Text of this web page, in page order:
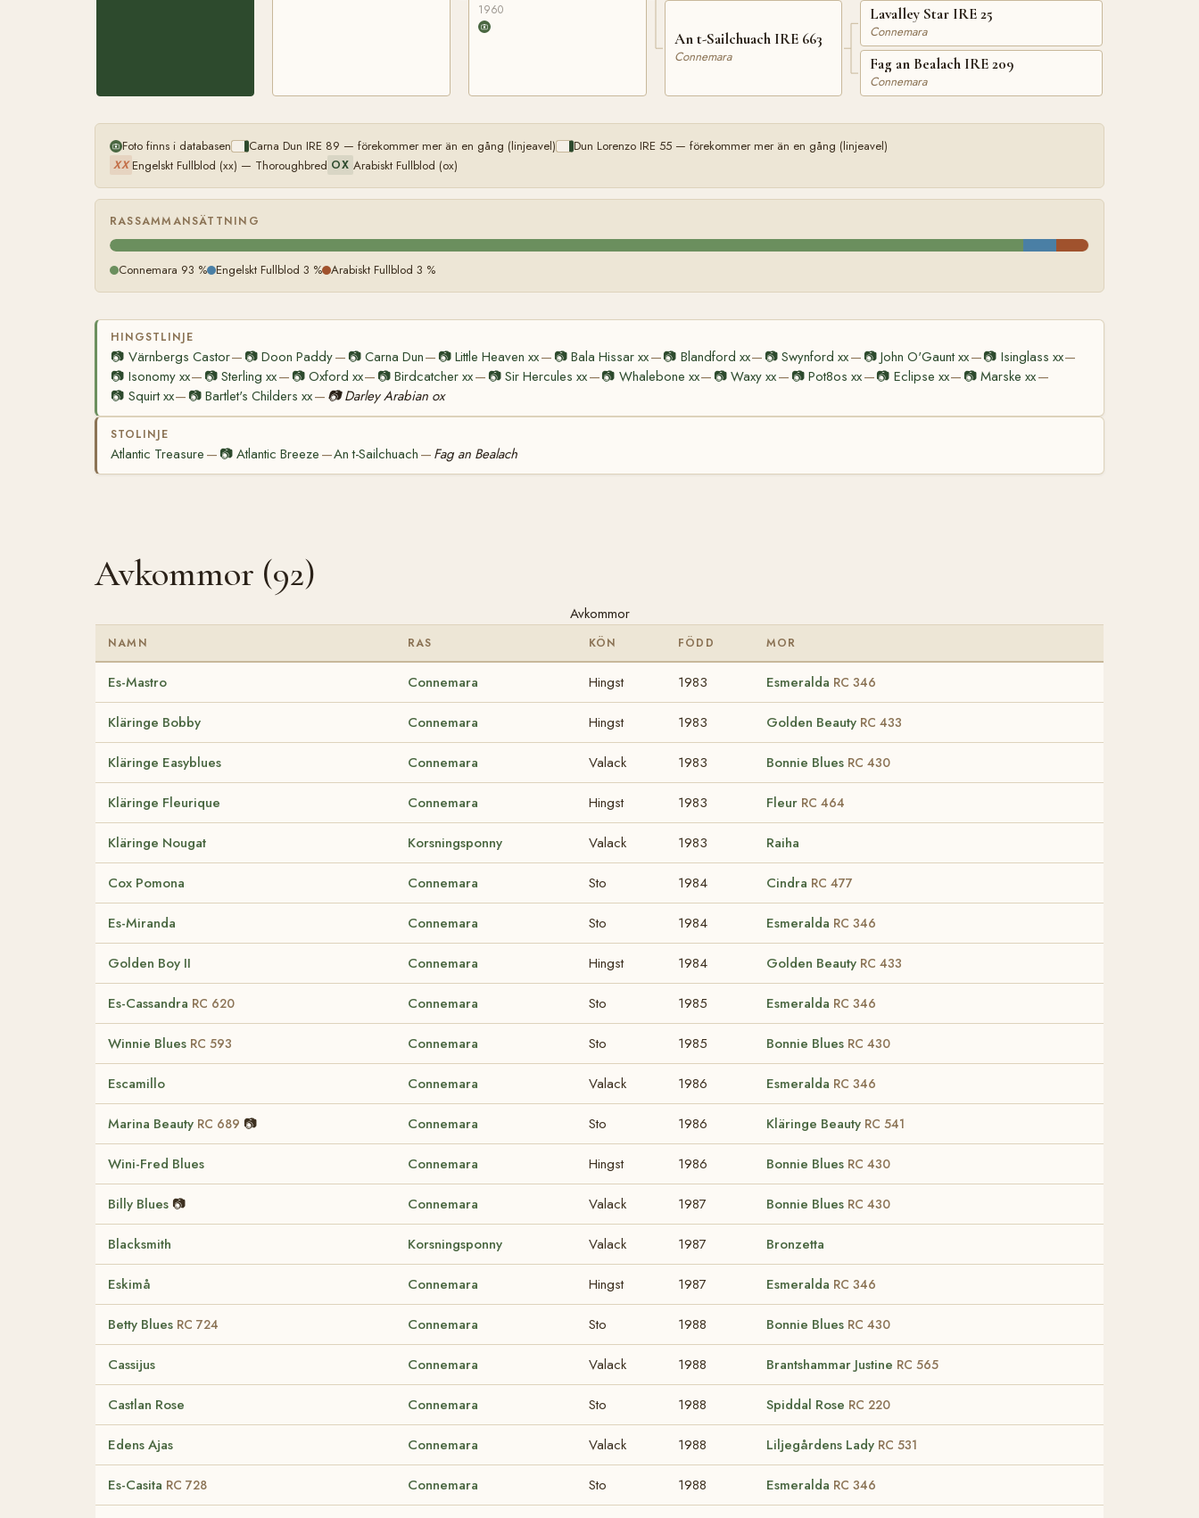
1960
An t-Sailchuach IRE 663
Connemara
Lavalley Star IRE 25
Connemara
Fag an Bealach IRE 209
Connemara
Foto finns i databasen Carna Dun IRE 89 — förekommer mer än en gång (linjeavel) Dun Lorenzo IRE 55 — förekommer mer än en gång (linjeavel)
XX Engelskt Fullblod (xx) — Thoroughbred OX Arabiskt Fullblod (ox)
RASSAMMANSÄTTNING
Connemara 93 % Engelskt Fullblod 3 % Arabiskt Fullblod 3 %
HINGSTLINJE
📷 Värnbergs Castor— 📷Doon Paddy— 📷 Carna Dun— 📷 Little Heaven xx— 📷Bala Hissar xx—📷 Blandford xx— 📷Swynford xx— 📷John O'Gaunt xx—📷 Isinglass xx—
📷 Isonomy xx— 📷Sterling xx— 📷 Oxford xx— 📷 Birdcatcher xx— 📷Sir Hercules xx—📷 Whalebone xx— 📷Waxy xx— 📷Pot8os xx—📷 Eclipse xx— 📷Marske xx—
📷 Squirt xx— 📷Bartlet's Childers xx— 📷 Darley Arabian ox
STOLINJE
Atlantic Treasure — 📷Atlantic Breeze —An t-Sailchuach — Fag an Bealach
Avkommor (92)
Avkommor
NAMN RAS KÖN FÖDD MOR
Es-Mastro Connemara Hingst 1983 Esmeralda RC 346
Kläringe Bobby Connemara Hingst 1983 Golden Beauty RC 433
Kläringe Easyblues Connemara Valack 1983 Bonnie Blues RC 430
Kläringe Fleurique Connemara Hingst 1983 Fleur RC 464
Kläringe Nougat Korsningsponny Valack 1983 Raiha
Cox Pomona Connemara Sto 1984 Cindra RC 477
Es-Miranda Connemara Sto 1984 Esmeralda RC 346
Golden Boy II Connemara Hingst 1984 Golden Beauty RC 433
Es-Cassandra RC 620 Connemara Sto 1985 Esmeralda RC 346
Winnie Blues RC 593 Connemara Sto 1985 Bonnie Blues RC 430
Escamillo Connemara Valack 1986 Esmeralda RC 346
Marina Beauty RC 689 📷 Connemara Sto 1986 Kläringe Beauty RC 541
Wini-Fred Blues Connemara Hingst 1986 Bonnie Blues RC 430
Billy Blues 📷 Connemara Valack 1987 Bonnie Blues RC 430
Blacksmith Korsningsponny Valack 1987 Bronzetta
Eskimå Connemara Hingst 1987 Esmeralda RC 346
Betty Blues RC 724 Connemara Sto 1988 Bonnie Blues RC 430
Cassijus Connemara Valack 1988 Brantshammar Justine RC 565
Castlan Rose Connemara Sto 1988 Spiddal Rose RC 220
Edens Ajas Connemara Valack 1988 Liljegårdens Lady RC 531
Es-Casita RC 728 Connemara Sto 1988 Esmeralda RC 346